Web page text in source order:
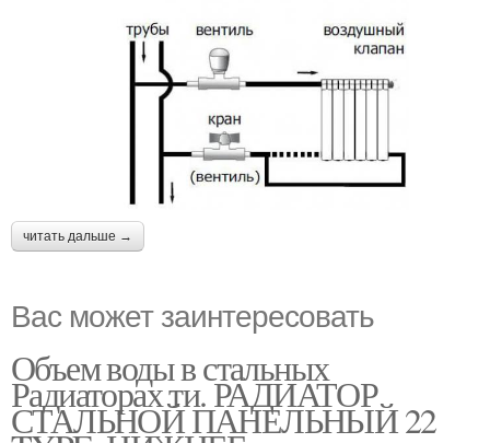
читать дальше →
Вас может заинтересовать
Объем воды в стальных
Радиаторах ти. РАДИАТОР
СТАЛЬНОЙ ПАНЕЛЬНЫЙ 22